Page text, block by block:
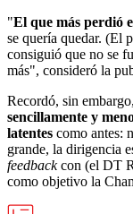
"El que más perdió
se quería quedar. (El
consiguió que no se
más", consideró la
Recordó, sin
sencillamente y
latentes como antes:
grande, la dirigencia
feedbackcon (el DT
como objetivo la